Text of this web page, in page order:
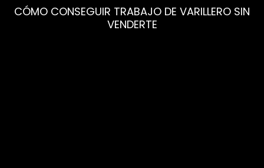
CÓMO CONSEGUIR TRABAJO DE VARILLERO SIN
VENDERTE